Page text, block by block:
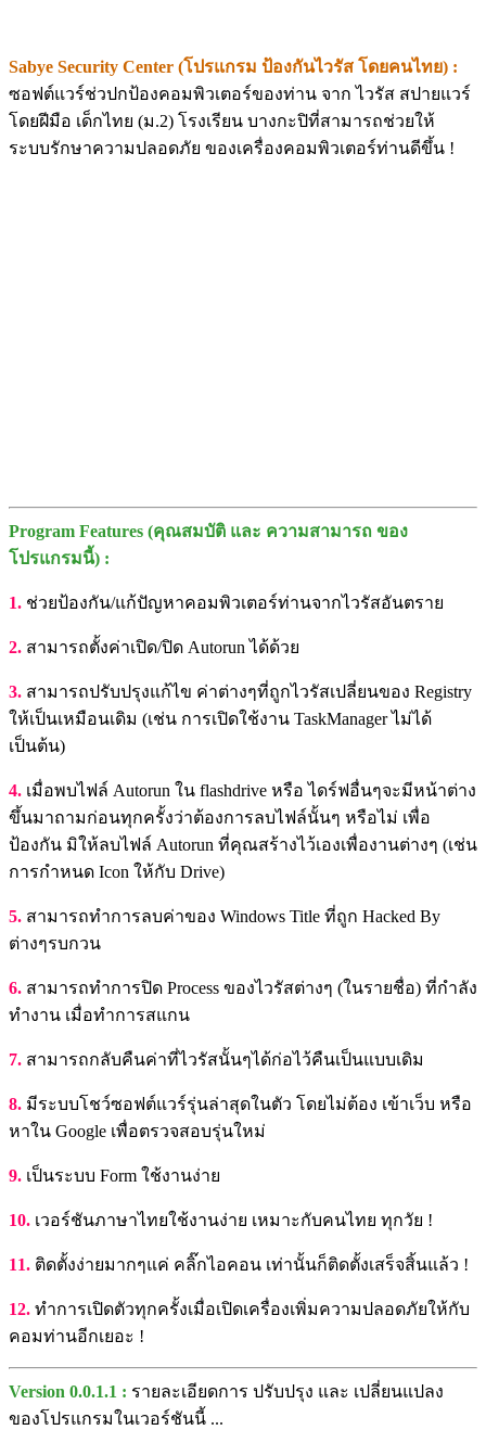
Sabye Security Center (โปรแกรม ป้องกันไวรัส โดยคนไทย) :
ซอฟต์แวร์ช่วปกป้องคอมพิวเตอร์ของท่าน จาก ไวรัส สปายแวร์
โดยฝีมือ เด็กไทย (ม.2) โรงเรียน บางกะปิที่สามารถช่วยให้
ระบบรักษาความปลอดภัย ของเครื่องคอมพิวเตอร์ท่านดีขึ้น !
Program Features (คุณสมบัติ และ ความสามารถ ของ
โปรแกรมนี้) :
1. ช่วยป้องกัน/แก้ปัญหาคอมพิวเตอร์ท่านจากไวรัสอันตราย
2. สามารถตั้งค่าเปิด/ปิด Autorun ได้ด้วย
3. สามารถปรับปรุงแก้ไข ค่าต่างๆที่ถูกไวรัสเปลี่ยนของ Registry
ให้เป็นเหมือนเดิม (เช่น การเปิดใช้งาน TaskManager ไม่ได้
เป็นต้น)
4. เมื่อพบไฟล์ Autorun ใน flashdrive หรือ ไดร์ฟอื่นๆจะมีหน้าต่าง
ขึ้นมาถามก่อนทุกครั้งว่าต้องการลบไฟล์นั้นๆ หรือไม่ เพื่อ
ป้องกัน มิให้ลบไฟล์ Autorun ที่คุณสร้างไว้เองเพื่องานต่างๆ (เช่น
การกำหนด Icon ให้กับ Drive)
5. สามารถทำการลบค่าของ Windows Title ที่ถูก Hacked By
ต่างๆรบกวน
6. สามารถทำการปิด Process ของไวรัสต่างๆ (ในรายชื่อ) ที่กำลัง
ทำงาน เมื่อทำการสแกน
7. สามารถกลับคืนค่าที่ไวรัสนั้นๆได้ก่อไว้คืนเป็นแบบเดิม
8. มีระบบโชว์ซอฟต์แวร์รุ่นล่าสุดในตัว โดยไม่ต้อง เข้าเว็บ หรือ
หาใน Google เพื่อตรวจสอบรุ่นใหม่
9. เป็นระบบ Form ใช้งานง่าย
10. เวอร์ชันภาษาไทยใช้งานง่าย เหมาะกับคนไทย ทุกวัย !
11. ติดตั้งง่ายมากๆแค่ คลิ๊กไอคอน เท่านั้นก็ติดตั้งเสร็จสิ้นแล้ว !
12. ทำการเปิดตัวทุกครั้งเมื่อเปิดเครื่องเพิ่มความปลอดภัยให้กับ
คอมท่านอีกเยอะ !
Version 0.0.1.1 : รายละเอียดการ ปรับปรุง และ เปลี่ยนแปลง
ของโปรแกรมในเวอร์ชันนี้ ...